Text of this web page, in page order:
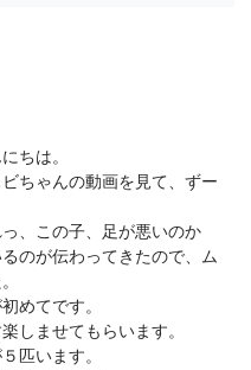
ちは。
ちゃんの動画を見て、ずー
、この子、足が悪いのか
のが伝わってきたので、ム
めてです。
しませてもらいます。
匹います。